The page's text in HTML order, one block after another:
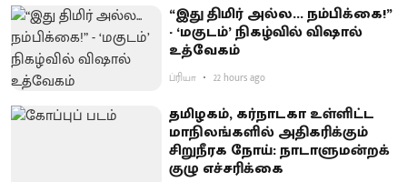
“இது திமிர் அல்ல... நம்பிக்கை!”
- ‘மகுடம்’ நிகழ்வில் விஷால்
உத்வேகம்
ப்ரியா 22 hours ago
தமிழகம், கர்நாடகா உள்ளிட்ட
மாநிலங்களில் அதிகரிக்கும்
சிறுநீரக நோய்: நாடாளுமன்றக்
குழு எச்சரிக்கை